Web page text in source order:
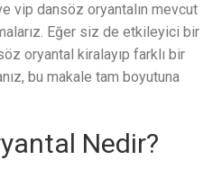
vip dansöz oryantalın mevcut
Eğer siz de etkileyici bir
oryantal kiralayıp farklı bir
bu makale tam boyutuna
Nedir?